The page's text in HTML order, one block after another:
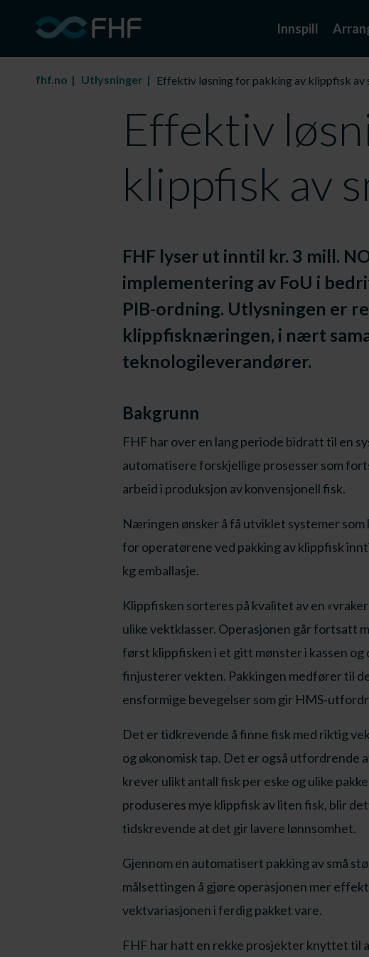
Innspill
fhf.no Utlysninger Effektiv løsning for pakking av klippfisk av
Effektiv
klippfisk av
FHF lyser ut inntil kr. 3 mill.
implementering av FoU i
PIB-ordning. Utlysningen er
klippfisknæringen, i nært
teknologileverandører.
Bakgrunn
FHF har over en lang periode bidratt til en
automatisere forskjellige prosesser som
arbeid i produksjon av konvensjonell fisk.
Næringen ønsker å få utviklet systemer
for operatørene ved pakking av klippfisk
kg emballasje.
Klippfisken sorteres på kvalitet av en
ulike vektklasser. Operasjonen går fortsatt
først klippfisken i et gitt mønster i kassen
finjusterer vekten. Pakkingen medfører til
ensformige bevegelser som gir HMS-
Det er tidkrevende å finne fisk med riktig
og økonomisk tap. Det er også utfordrende
krever ulikt antall fisk per eske og ulike
produseres mye klippfisk av liten fisk, blir
tidskrevende at det gir lavere lønnsomhet.
Gjennom en automatisert pakking av små
målsettingen å gjøre operasjonen mer
vektvariasjonen i ferdig pakket vare.
FHF har hatt en rekke prosjekter knyttet til